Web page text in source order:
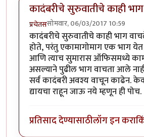
कादंबरीचे सुरुवातीचे काही भाग
प्रचेतससोमवार, 06/03/2017 10:59
कादंबरीचे सुरुवातीचे काही भाग
होते, परंतु एकामागोमाग एक भाग
आणि त्याच सुमारास ऑफिसमध्ये
असल्याने पुढील भाग वाचता आले
सर्व कादंबरी अवश्य वाचून काढेन.
द्यायचा राहून जाऊ नये म्हणून ही पोच.
प्रतिसाद देण्यासाठीलॉग इन करा